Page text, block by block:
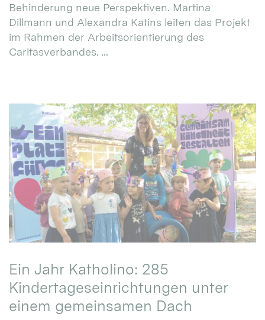
Behinderung neue Perspektiven. Martina
Dillmann und Alexandra Katins leiten das Projekt
im Rahmen der Arbeitsorientierung des
Caritasverbandes. ...
Ein Jahr Katholino: 285
Kindertageseinrichtungen unter
einem gemeinsamen Dach